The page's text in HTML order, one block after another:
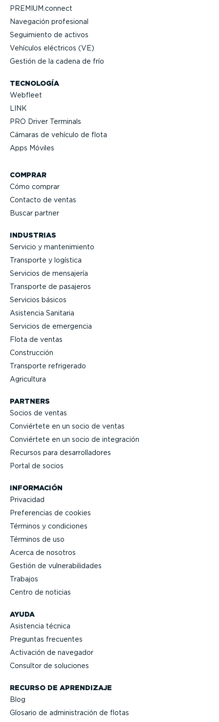
PREMIUM.connect
Navegación profesional
Seguimiento de activos
Vehículos eléctricos (VE)
Gestión de la cadena de frío
TECNOLOGÍA
Webfleet
LINK
PRO Driver Terminals
Cámaras de vehículo de flota
Apps Móviles
COMPRAR
Cómo comprar
Contacto de ventas
Buscar partner
INDUSTRIAS
Servicio y mante­ni­miento
Transporte y logística
Servicios de mensajería
Transporte de pasajeros
Servicios básicos
Asistencia Sanitaria
Servicios de emergencia
Flota de ventas
Construcción
Transporte refrigerado
Agricultura
AYUDA
Asistencia técnica
Preguntas frecuentes
Activación de navegador
Consultor de soluciones
RECURSO DE APRENDIZAJE
Blog
Glosario de adminis­tración de flotas
PARTNERS
Socios de ventas
Conviértete en un socio de ventas
Conviértete en un socio de integración
Recursos para desarro­lla­dores
Portal de socios
INFORMACIÓN
Privacidad
Prefe­rencias de cookies
Términos y condiciones
Términos de uso
Acerca de nosotros
Gestión de vulne­ra­bi­li­dades
Trabajos
Centro de noticias